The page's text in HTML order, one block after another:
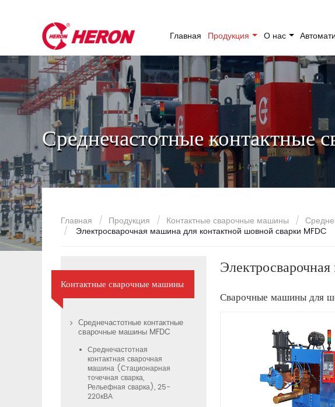
Главная Продукция О нас
Среднечастотные контактные
Главная Продукция Контактные сварочные машины
Электросварочная машина для контактной шовной сварки MFDC
Сварочные машины для
Контактные сварочные машины
Среднечастотные контактные
сварочные машины MFDC
Среднечастотная
контактная сварочная
машина (Стационарная
точечная сварка,
Рельефная сварка), 25-
220кВА